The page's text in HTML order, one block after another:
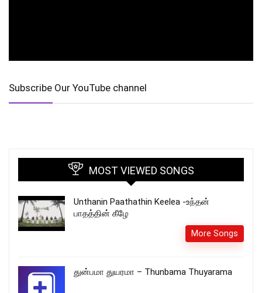
Subscribe Our YouTube channel
MOST VIEWED SONGS
Unthanin Paathathin Keelea -உந்தன்
பாதத்தின் கீழே
More Songs
துன்பமா துயரமா – Thunbama Thuyarama